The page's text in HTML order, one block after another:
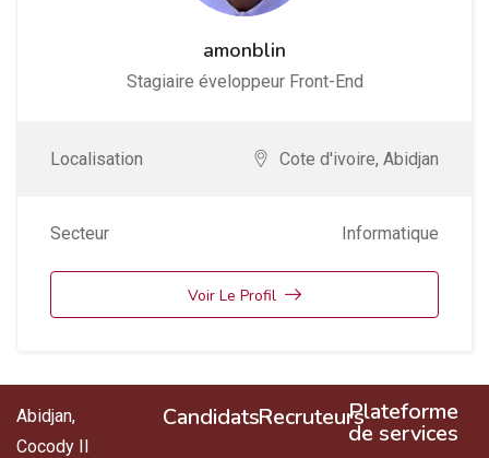
amonblin
Stagiaire éveloppeur Front-End
Localisation Cote d'ivoire, Abidjan
Secteur Informatique
Voir Le Profil
Abidjan,
Cocody II
CandidatsRecruteursPlateforme
de services